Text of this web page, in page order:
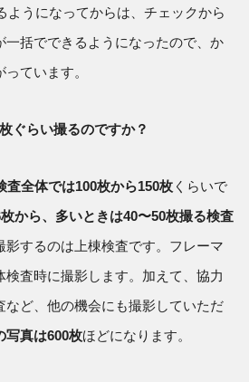
ようになってからは、チェックから
一括でできるようになったので、か
ています。
ぐらい撮るのですか？
査全体では100枚から150枚 くらいで
から、多いときは40〜50枚撮る検査
影するのは上棟検査です。フレーマ
検査時に撮影します。加えて、協力
など、他の機会にも撮影していただ
写真は600枚ほどになります。